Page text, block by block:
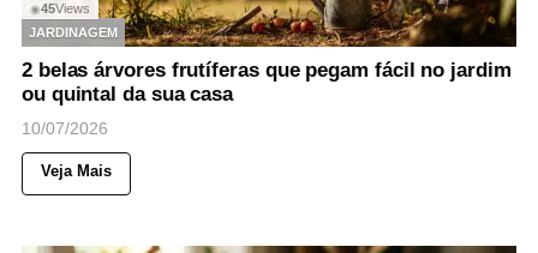
◉45Views
JARDINAGEM
2 belas árvores frutíferas que pegam fácil no jardim
ou quintal da sua casa
10/07/2026
Veja Mais